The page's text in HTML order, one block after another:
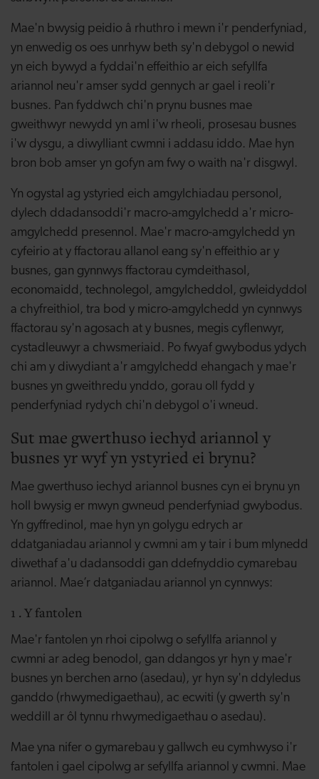
Mae'n bwysig peidio â rhuthro i mewn i'r penderfyniad,
yn enwedig os oes unrhyw beth sy'n debygol o newid
yn eich bywyd a fyddai'n effeithio ar eich sefyllfa
ariannol neu'r amser sydd gennych ar gael i reoli'r
busnes. Pan fyddwch chi'n prynu busnes mae
gweithwyr newydd yn aml i'w rheoli, prosesau busnes
i'w dysgu, a diwylliant cwmni i addasu iddo. Mae hyn
bron bob amser yn gofyn am fwy o waith na'r disgwyl.
Yn ogystal ag ystyried eich amgylchiadau personol,
dylech ddadansoddi'r macro-amgylchedd a'r micro-
amgylchedd presennol. Mae'r macro-amgylchedd yn
cyfeirio at y ffactorau allanol eang sy'n effeithio ar y
busnes, gan gynnwys ffactorau cymdeithasol,
economaidd, technolegol, amgylcheddol, gwleidyddol
a chyfreithiol, tra bod y micro-amgylchedd yn cynnwys
ffactorau sy'n agosach at y busnes, megis cyflenwyr,
cystadleuwyr a chwsmeriaid. Po fwyaf gwybodus ydych
chi am y diwydiant a'r amgylchedd ehangach y mae'r
busnes yn gweithredu ynddo, gorau oll fydd y
penderfyniad rydych chi'n debygol o'i wneud.
Sut mae gwerthuso iechyd ariannol y
busnes yr wyf yn ystyried ei brynu?
Mae gwerthuso iechyd ariannol busnes cyn ei brynu yn
holl bwysig er mwyn gwneud penderfyniad gwybodus.
Yn gyffredinol, mae hyn yn golygu edrych ar
ddatganiadau ariannol y cwmni am y tair i bum mlynedd
diwethaf a'u dadansoddi gan ddefnyddio cymarebau
ariannol. Mae’r datganiadau ariannol yn cynnwys:
1 . Y fantolen
Mae'r fantolen yn rhoi cipolwg o sefyllfa ariannol y
cwmni ar adeg benodol, gan ddangos yr hyn y mae'r
busnes yn berchen arno (asedau), yr hyn sy'n ddyledus
ganddo (rhwymedigaethau), ac ecwiti (y gwerth sy'n
weddill ar ôl tynnu rhwymedigaethau o asedau).
Mae yna nifer o gymarebau y gallwch eu cymhwyso i'r
fantolen i gael cipolwg ar sefyllfa ariannol y cwmni. Mae